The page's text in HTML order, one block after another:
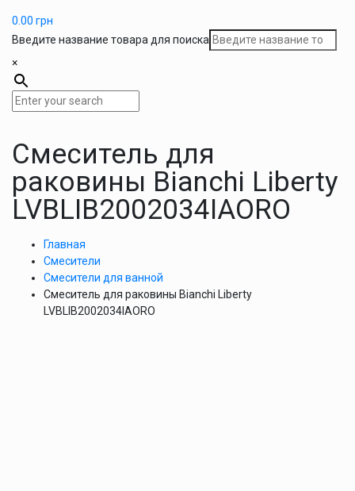
0.00 грн
Введите название товара для поиска
×
Смеситель для
раковины Bianchi Liberty
LVBLIB2002034IAORO
Главная
Смесители
Смесители для ванной
Смеситель для раковины Bianchi Liberty
LVBLIB2002034IAORO